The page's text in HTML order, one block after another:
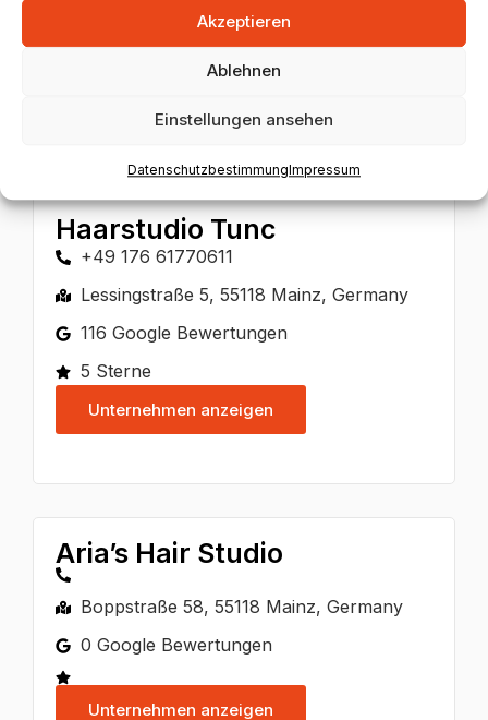
Akzeptieren
Ablehnen
Einstellungen ansehen
DatenschutzbestimmungImpressum
4.8 Sterne
Haarstudio Tunc
+49 176 61770611
Lessingstraße 5, 55118 Mainz, Germany
116 Google Bewertungen
5 Sterne
Unternehmen anzeigen
Aria’s Hair Studio
Boppstraße 58, 55118 Mainz, Germany
0 Google Bewertungen
Unternehmen anzeigen